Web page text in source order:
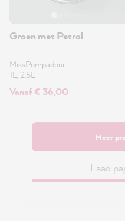
Groen met Petrol
MissPompadour
1L, 2.5L
Vanaf € 36,00
Meer
Laad